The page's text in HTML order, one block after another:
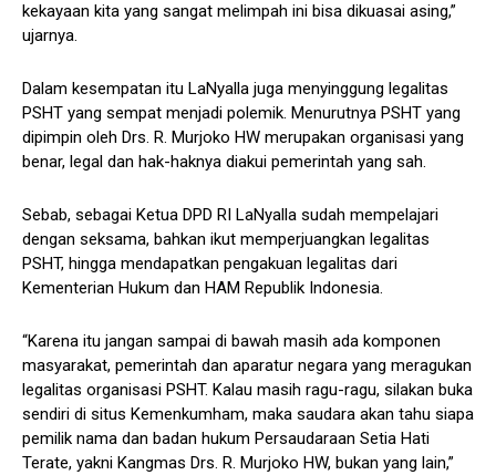
kekayaan kita yang sangat melimpah ini bisa dikuasai asing,”
ujarnya.
Dalam kesempatan itu LaNyalla juga menyinggung legalitas
PSHT yang sempat menjadi polemik. Menurutnya PSHT yang
dipimpin oleh Drs. R. Murjoko HW merupakan organisasi yang
benar, legal dan hak-haknya diakui pemerintah yang sah.
Sebab, sebagai Ketua DPD RI LaNyalla sudah mempelajari
dengan seksama, bahkan ikut memperjuangkan legalitas
PSHT, hingga mendapatkan pengakuan legalitas dari
Kementerian Hukum dan HAM Republik Indonesia.
“Karena itu jangan sampai di bawah masih ada komponen
masyarakat, pemerintah dan aparatur negara yang meragukan
legalitas organisasi PSHT. Kalau masih ragu-ragu, silakan buka
sendiri di situs Kemenkumham, maka saudara akan tahu siapa
pemilik nama dan badan hukum Persaudaraan Setia Hati
Terate, yakni Kangmas Drs. R. Murjoko HW, bukan yang lain,”